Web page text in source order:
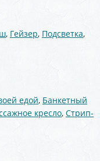
, Гейзер, Подсветка,
едой, Банкетный
кресло, Стрип-